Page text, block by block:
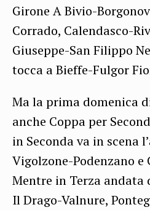
Girone A Bivio-
Corrado, Calendasco-
Giuseppe-San Filippo
tocca a Bieffe-Fulgor
Ma la prima domenica
anche Coppa per
in Seconda va in scena
Vigolzone-Podenzano e
Mentre in Terza
Il Drago-Valnure,